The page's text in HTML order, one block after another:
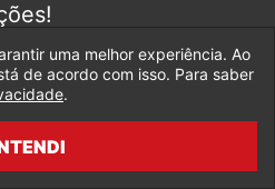
comBrie
Danvers/Capitã
que segundo
uma melhor experiência. Ao
de acordo com isso. Para saber
.